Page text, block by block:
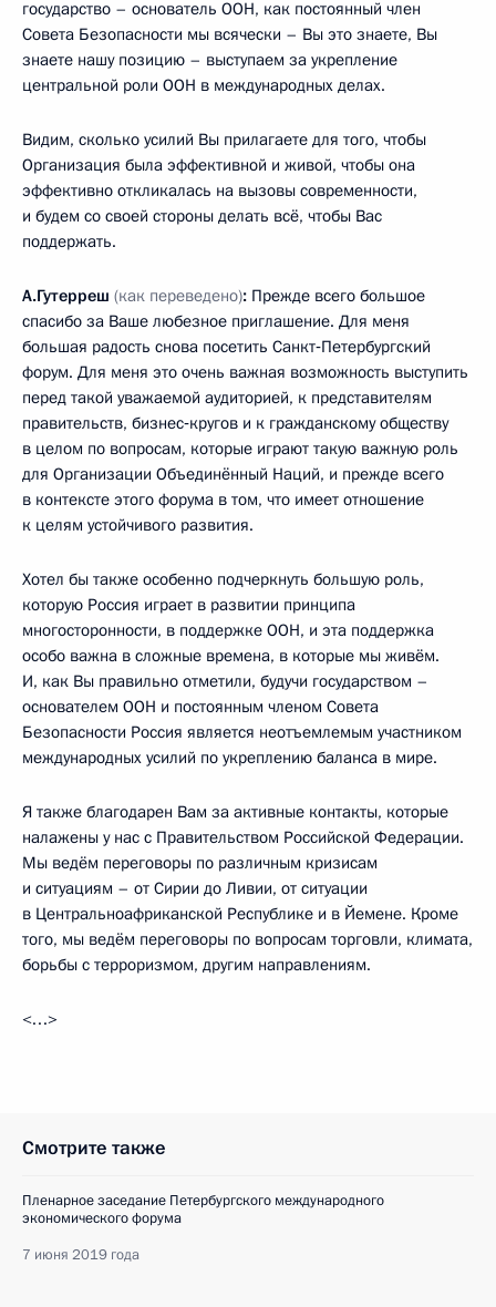
государство – основатель ООН, как постоянный член
Совета Безопасности мы всячески – Вы это знаете, Вы
знаете нашу позицию – выступаем за укрепление
центральной роли ООН в международных делах.
Видим, сколько усилий Вы прилагаете для того, чтобы
Организация была эффективной и живой, чтобы она
эффективно откликалась на вызовы современности,
и будем со своей стороны делать всё, чтобы Вас
поддержать.
А.Гутерреш (как переведено): Прежде всего большое
спасибо за Ваше любезное приглашение. Для меня
большая радость снова посетить Санкт‑Петербургский
форум. Для меня это очень важная возможность выступить
перед такой уважаемой аудиторией, к представителям
правительств, бизнес‑кругов и к гражданскому обществу
в целом по вопросам, которые играют такую важную роль
для Организации Объединённый Наций, и прежде всего
в контексте этого форума в том, что имеет отношение
к целям устойчивого развития.
Хотел бы также особенно подчеркнуть большую роль,
которую Россия играет в развитии принципа
многосторонности, в поддержке ООН, и эта поддержка
особо важна в сложные времена, в которые мы живём.
И, как Вы правильно отметили, будучи государством –
основателем ООН и постоянным членом Совета
Безопасности Россия является неотъемлемым участником
международных усилий по укреплению баланса в мире.
Я также благодарен Вам за активные контакты, которые
налажены у нас с Правительством Российской Федерации.
Мы ведём переговоры по различным кризисам
и ситуациям – от Сирии до Ливии, от ситуации
в Центральноафриканской Республике и в Йемене. Кроме
того, мы ведём переговоры по вопросам торговли, климата,
борьбы с терроризмом, другим направлениям.
<…>
Смотрите также
Пленарное заседание Петербургского международного
экономического форума
7 июня 2019 года